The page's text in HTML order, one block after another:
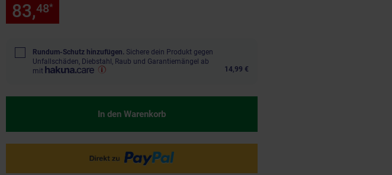
83,48*
Rundum-Schutz hinzufügen. Sichere dein Produkt gegen
Unfallschäden, Diebstahl, Raub und Garantiemängel ab
mit
14,99 €
In den Warenkorb